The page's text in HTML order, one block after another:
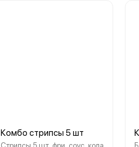
Комбо стрипсы 5 шт